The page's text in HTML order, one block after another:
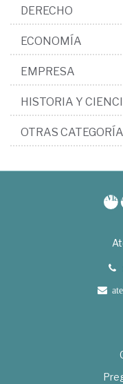
DERECHO
ECONOMÍA
EMPRESA
HISTORIA Y
OTRAS